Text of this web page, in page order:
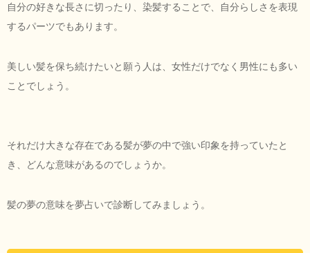
自分の好きな長さに切ったり、染髪することで、自分らしさを表現
するパーツでもあります。
美しい髪を保ち続けたいと願う人は、女性だけでなく男性にも多い
ことでしょう。
それだけ大きな存在である髪が夢の中で強い印象を持っていたと
き、どんな意味があるのでしょうか。
髪の夢の意味を夢占いで診断してみましょう。